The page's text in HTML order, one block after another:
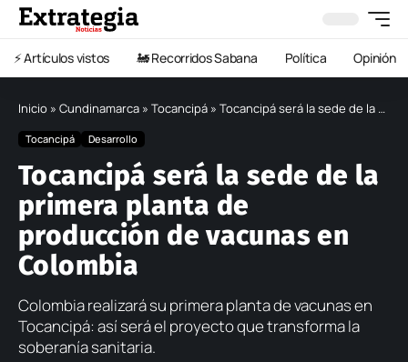
⚡️ Artículos vistos 🚂 Recorridos Sabana Política Opinión
Inicio » Cundinamarca » Tocancipá » Tocancipá será la sede de la primera planta de producción de vacunas en Colombia
Tocancipá Desarrollo
Tocancipá será la sede de la
primera planta de
producción de vacunas en
Colombia
Colombia realizará su primera planta de vacunas en
Tocancipá: así será el proyecto que transforma la
soberanía sanitaria.